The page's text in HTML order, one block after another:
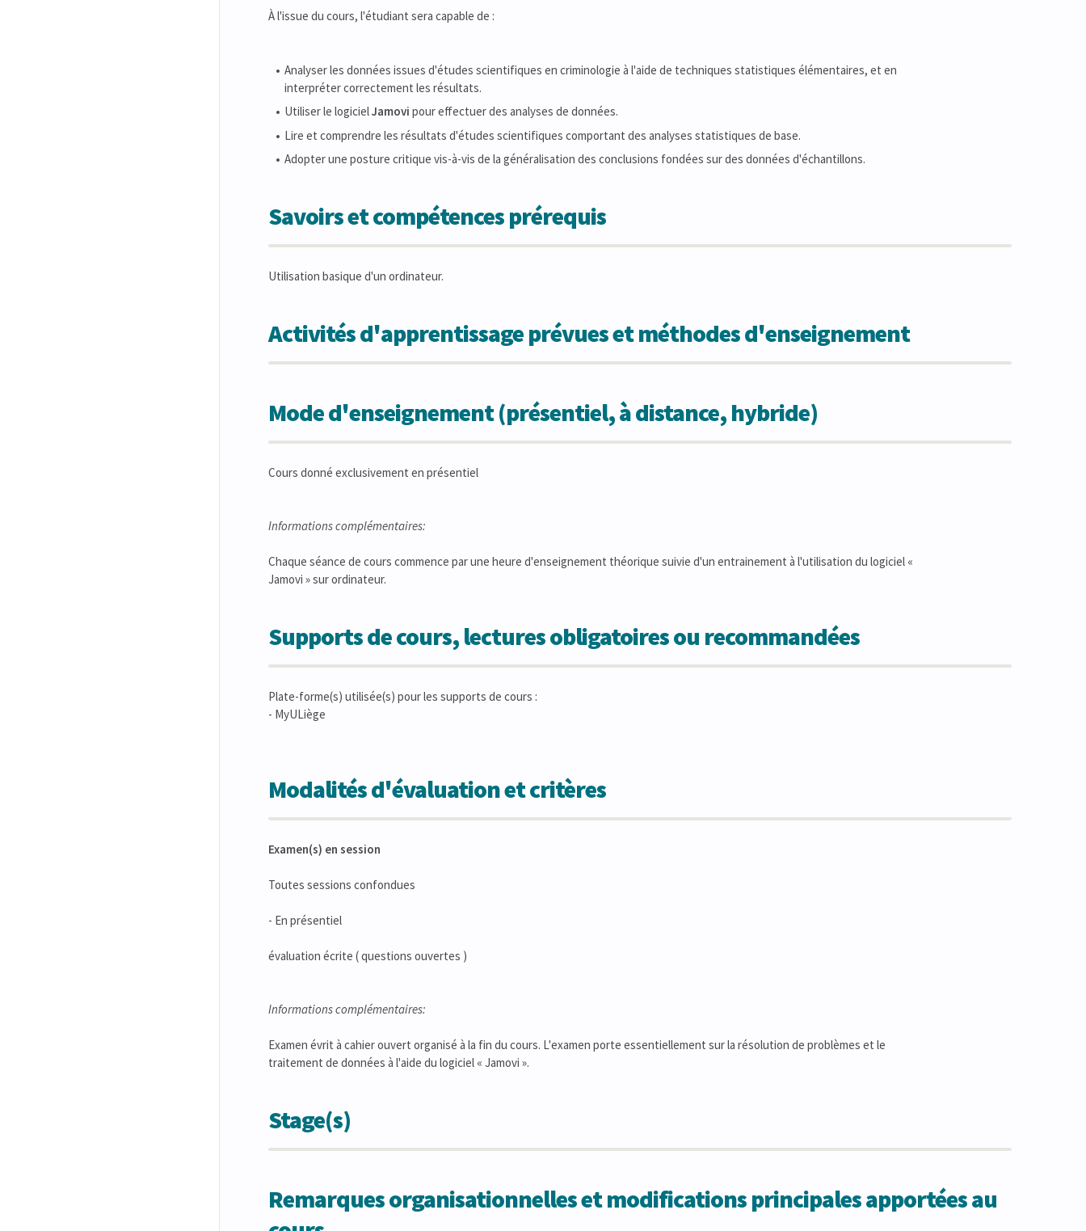
À l'issue du cours, l'étudiant sera capable de :
Analyser les données issues d'études scientifiques en criminologie à l'aide de techniques statistiques élémentaires, et en
interpréter correctement les résultats.
Utiliser le logicielJamovi pour effectuer des analyses de données.
Lire et comprendre les résultats d'études scientifiques comportant des analyses statistiques de base.
Adopter une posture critique vis-à-vis de la généralisation des conclusions fondées sur des données d'échantillons.
Savoirs et compétences prérequis
Utilisation basique d'un ordinateur.
Activités d'apprentissage prévues et méthodes d'enseignement
Mode d'enseignement (présentiel, à distance, hybride)
Cours donné exclusivement en présentiel
Informations complémentaires:
Chaque séance de cours commence par une heure d'enseignement théorique suivie d'un entrainement à l'utilisation du logiciel «
Jamovi » sur ordinateur.
Supports de cours, lectures obligatoires ou recommandées
Plate-forme(s) utilisée(s) pour les supports de cours :
- MyULiège
Modalités d'évaluation et critères
Examen(s) en session
Toutes sessions confondues
- En présentiel
évaluation écrite ( questions ouvertes )
Informations complémentaires:
Examen évrit à cahier ouvert organisé à la fin du cours. L'examen porte essentiellement sur la résolution de problèmes et le
traitement de données à l'aide du logiciel « Jamovi ».
Stage(s)
Remarques organisationnelles et modifications principales apportées au